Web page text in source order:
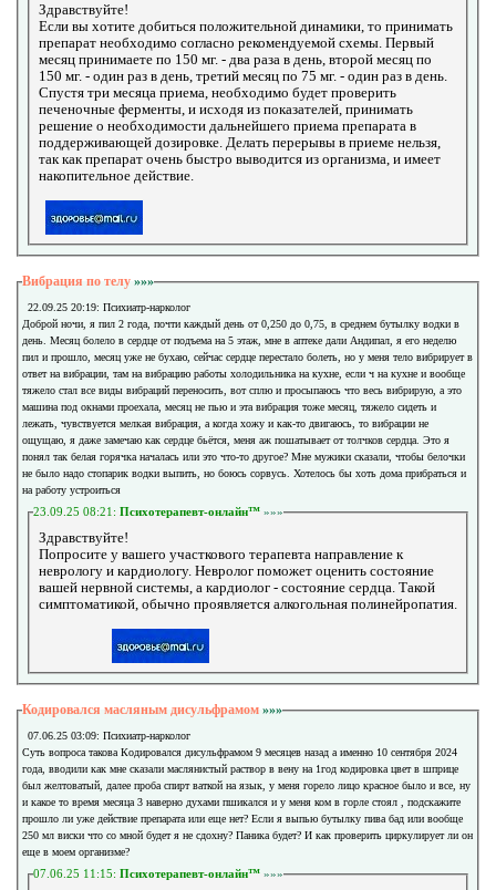
Здравствуйте!
Если вы хотите добиться положительной динамики, то принимать
препарат необходимо согласно рекомендуемой схемы. Первый
месяц принимаете по 150 мг. - два раза в день, второй месяц по
150 мг. - один раз в день, третий месяц по 75 мг. - один раз в день.
Спустя три месяца приема, необходимо будет проверить
печеночные ферменты, и исходя из показателей, принимать
решение о необходимости дальнейшего приема препарата в
поддерживающей дозировке. Делать перерывы в приеме нельзя,
так как препарат очень быстро выводится из организма, и имеет
накопительное действие.
Вибрация по телу »»»
22.09.25 20:19: Психиатр-нарколог
Доброй ночи, я пил 2 года, почти каждый день от 0,250 до 0,75, в среднем бутылку водки в
день. Месяц болело в сердце от подъема на 5 этаж, мне в аптеке дали Андипал, я его неделю
пил и прошло, месяц уже не бухаю, сейчас сердце перестало болеть, но у меня тело вибрирует в
ответ на вибрации, там на вибрацию работы холодильника на кухне, если ч на кухне и вообще
тяжело стал все виды вибраций переносить, вот сплю и просыпаюсь что весь вибрирую, а это
машина под окнами проехала, месяц не пью и эта вибрация тоже месяц, тяжело сидеть и
лежать, чувствуется мелкая вибрация, а когда хожу и как-то двигаюсь, то вибрации не
ощущаю, я даже замечаю как сердце бьётся, меня аж пошатывает от толчков сердца. Это я
понял так белая горячка началась или это что-то другое? Мне мужики сказали, чтобы белочки
не было надо стопарик водки выпить, но боюсь сорвусь. Хотелось бы хоть дома прибраться и
на работу устроиться
23.09.25 08:21: Психотерапевт-онлайн™ »»»
Здравствуйте!
Попросите у вашего участкового терапевта направление к
неврологу и кардиологу. Невролог поможет оценить состояние
вашей нервной системы, а кардиолог - состояние сердца. Такой
симптоматикой, обычно проявляется алкогольная полинейропатия.
Кодировался масляным дисульфрамом »»»
07.06.25 03:09: Психиатр-нарколог
Суть вопроса такова Кодировался дисульфрамом 9 месяцев назад а именно 10 сентября 2024
года, вводили как мне сказали маслянистый раствор в вену на 1год кодировка цвет в шприце
был желтоватый, далее проба спирт ваткой на язык, у меня горело лицо красное было и все, ну
и какое то время месяца 3 наверно духами пшикался и у меня ком в горле стоял , подскажите
прошло ли уже действие препарата или еще нет? Если я выпью бутылку пива бад или вообще
250 мл виски что со мной будет я не сдохну? Паника будет? И как проверить циркулирует ли он
еще в моем организме?
07.06.25 11:15: Психотерапевт-онлайн™ »»»